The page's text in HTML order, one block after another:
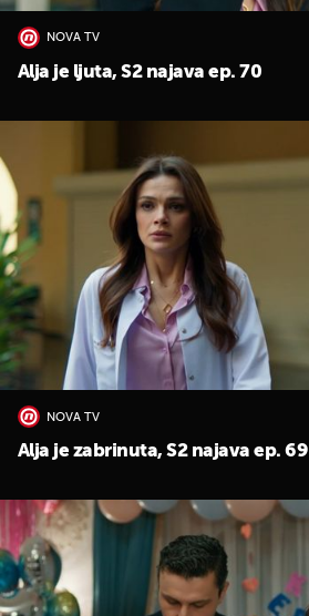
NOVA TV
Alja je ljuta, S2 najava ep. 70
NOVA TV
Alja je zabrinuta, S2 najava ep. 69